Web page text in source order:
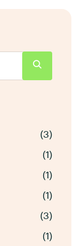
(3)
(1)
(1)
(1)
(3)
(1)